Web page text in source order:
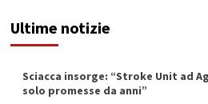
Ultime notizie
Sciacca insorge: “Stroke Unit ad
solo promesse da anni”